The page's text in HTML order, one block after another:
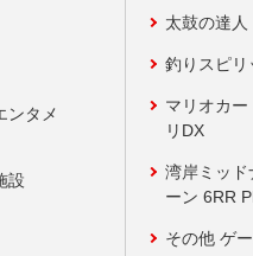
ンタメ
設
太鼓の達人
釣りスピリ
マリオカ
リDX
湾岸ミッド
ーン 6RR
その他 ゲ